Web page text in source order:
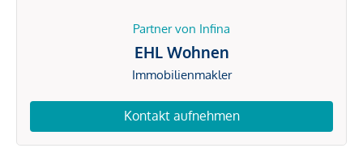
Partner von Infina
EHL Wohnen
Immobilienmakler
Kontakt aufnehmen